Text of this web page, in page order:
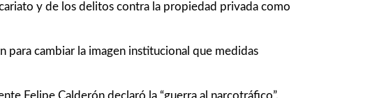
y de los delitos contra la propiedad privada como
para cambiar la imagen institucional que medidas
Felipe Calderón declaró la “guerra al narcotráfico”.